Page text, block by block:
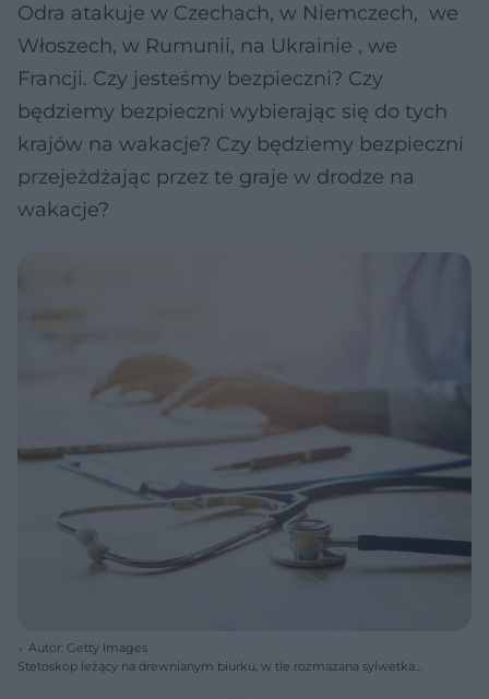
Odra atakuje w Czechach, w Niemczech, we
Włoszech, w Rumunii, na Ukrainie , we
Francji. Czy jesteśmy bezpieczni? Czy
będziemy bezpieczni wybierając się do tych
krajów na wakacje? Czy będziemy bezpieczni
przejeżdżając przez te graje w drodze na
wakacje?
Autor: Getty Images
Stetoskop leżący na drewnianym biurku, w tle rozmazana sylwetka